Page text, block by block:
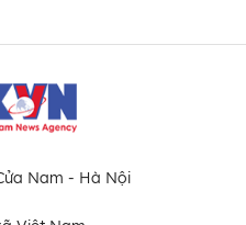
Nam - Hà Nội